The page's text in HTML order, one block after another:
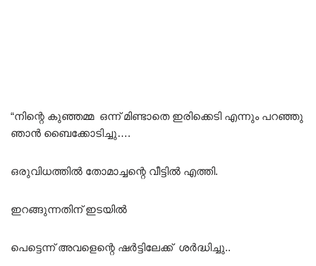
“നിന്റെ കുഞ്ഞമ്മ ഒന്ന് മിണ്ടാതെ ഇരിക്കെടി എന്നും പറഞ്ഞു
ഞാൻ ബൈക്കോടിച്ചു….
ഒരുവിധത്തിൽ തോമാച്ചന്റെ വീട്ടിൽ എത്തി.
ഇറങ്ങുന്നതിന് ഇടയിൽ
പെട്ടെന്ന് അവളെന്റെ ഷർട്ടിലേക്ക് ശർദ്ധിച്ചു..